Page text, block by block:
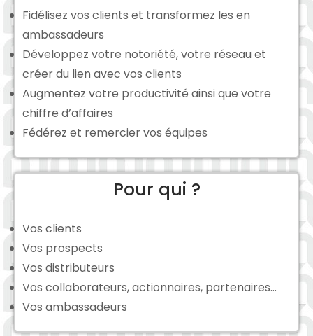
Fidélisez vos clients et transformez les en
ambassadeurs
Développez votre notoriété, votre réseau et
créer du lien avec vos clients
Augmentez votre productivité ainsi que votre
chiffre d’affaires
Fédérez et remercier vos équipes
Pour qui ?
Vos clients
Vos prospects
Vos distributeurs
Vos collaborateurs, actionnaires, partenaires…
Vos ambassadeurs